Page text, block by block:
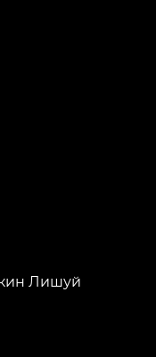
Лишуй